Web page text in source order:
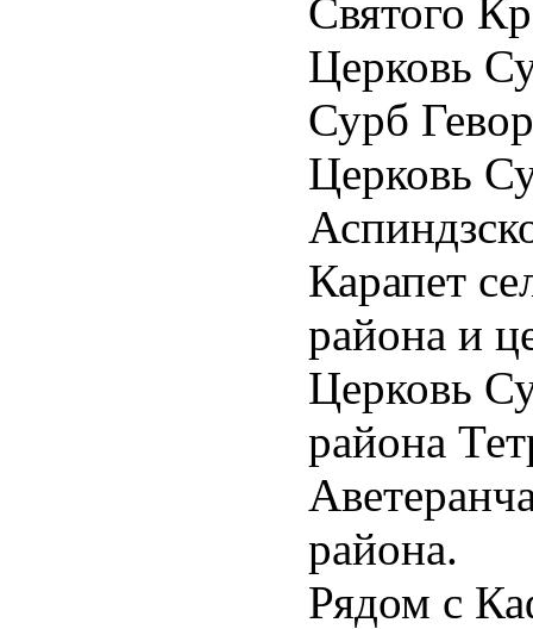
Святого
Церковь
Сурб
Церковь
Карапет
района и
Церковь
района
района.
Рядом с